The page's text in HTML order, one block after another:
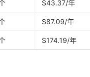
$43.37/年
$87.09/年
$174.19/年